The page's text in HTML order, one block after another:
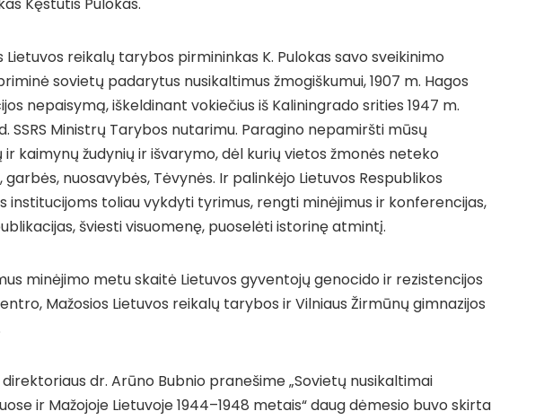
Lietuvos reikalų tarybos pirmininkas K. Pulokas savo sveikinimo
sovietų padarytus nusikaltimus žmogiškumui, 1907 m. Hagos
nepaisymą, iškeldinant vokiečius iš Kaliningrado srities 1947 m.
d. SSRS Ministrų Tarybos nutarimu. Paragino nepamiršti mūsų
kaimynų žudynių ir išvarymo, dėl kurių vietos žmonės neteko
garbės, nuosavybės, Tėvynės. Ir palinkėjo Lietuvos Respublikos
institucijoms toliau vykdyti tyrimus, rengti minėjimus ir konferencijas,
šviesti visuomenę, puoselėti istorinę atmintį.
minėjimo metu skaitė Lietuvos gyventojų genocido ir rezistencijos
Mažosios Lietuvos reikalų tarybos ir Vilniaus Žirmūnų gimnazijos
direktoriaus dr. Arūno Bubnio pranešime „Sovietų nusikaltimai
ir Mažojoje Lietuvoje 1944–1948 metais“ daug dėmesio buvo skirta